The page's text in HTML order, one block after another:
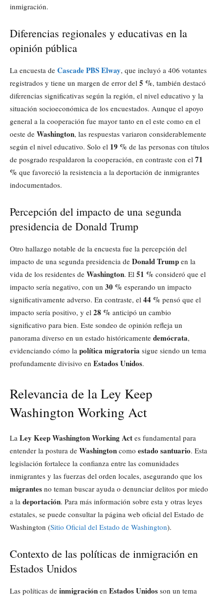
inmigración.
Diferencias regionales y educativas en la
opinión pública
La encuesta de Cascade PBS Elway, que incluyó a 406 votantes
registrados y tiene un margen de error del 5 %, también destacó
diferencias significativas según la región, el nivel educativo y la
situación socioeconómica de los encuestados. Aunque el apoyo
general a la cooperación fue mayor tanto en el este como en el
oeste de Washington, las respuestas variaron considerablemente
según el nivel educativo. Solo el 19 % de las personas con títulos
de posgrado respaldaron la cooperación, en contraste con el 71
% que favoreció la resistencia a la deportación de inmigrantes
indocumentados.
Percepción del impacto de una segunda
presidencia de Donald Trump
Otro hallazgo notable de la encuesta fue la percepción del
impacto de una segunda presidencia de Donald Trump en la
vida de los residentes de Washington. El 51 % consideró que el
impacto sería negativo, con un 30 % esperando un impacto
significativamente adverso. En contraste, el 44 % pensó que el
impacto sería positivo, y el 28 % anticipó un cambio
significativo para bien. Este sondeo de opinión refleja un
panorama diverso en un estado históricamente demócrata,
evidenciando cómo la política migratoria sigue siendo un tema
profundamente divisivo en Estados Unidos.
Relevancia de la Ley Keep
Washington Working Act
La Ley Keep Washington Working Act es fundamental para
entender la postura de Washington como estado santuario. Esta
legislación fortalece la confianza entre las comunidades
inmigrantes y las fuerzas del orden locales, asegurando que los
migrantes no teman buscar ayuda o denunciar delitos por miedo
a la deportación. Para más información sobre esta y otras leyes
estatales, se puede consultar la página web oficial del Estado de
Washington (Sitio Oficial del Estado de Washington).
Contexto de las políticas de inmigración en
Estados Unidos
Las políticas de inmigración en Estados Unidos son un tema